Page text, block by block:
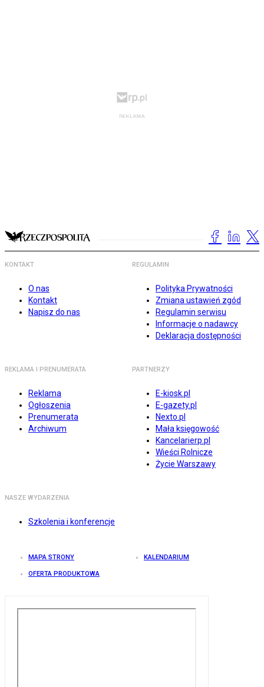
KONTAKT
O nas
Kontakt
Napisz do nas
REGULAMIN
Polityka Prywatności
Zmiana ustawień zgód
Regulamin serwisu
Informacje o nadawcy
Deklaracja dostępności
REKLAMA I PRENUMERATA
Reklama
Ogłoszenia
Prenumerata
Archiwum
PARTNERZY
E-kiosk.pl
E-gazety.pl
Nexto.pl
Mała księgowość
Kancelarierp.pl
Wieści Rolnicze
Życie Warszawy
NASZE WYDARZENIA
Szkolenia i konferencje
MAPA STRONY KALENDARIUM
OFERTA PRODUKTOWA